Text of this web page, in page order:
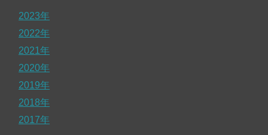
2023年
2022年
2021年
2020年
2019年
2018年
2017年